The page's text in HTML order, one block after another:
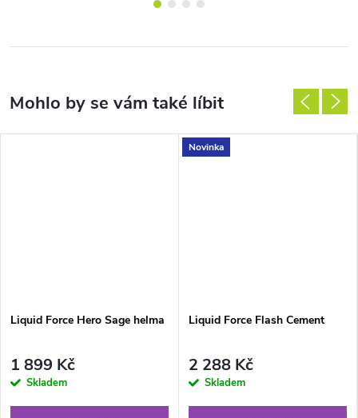
Liquid Force Hero Sage helma
1 899 Kč
Skladem
Novinka
Liquid Force Flash Cement
2 288 Kč
Skladem